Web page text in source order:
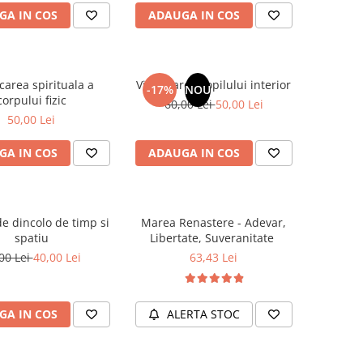
IN COS ADAUGA IN COS
spirituala a
fizic
50,00 Lei
IN COS
-17% NOU
Vindecarea copilului interior
60,00 Lei50,00 Lei
ADAUGA IN COS
dincolo de timp si
spatiu
Lei40,00 Lei
IN COS
Marea Renastere - Adevar,
Libertate, Suveranitate
63,43 Lei
ALERTA STOC